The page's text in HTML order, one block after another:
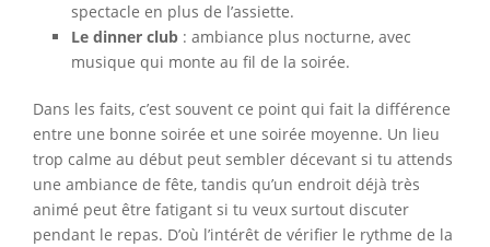
spectacle en plus de l’assiette.
Le dinner club : ambiance plus nocturne, avec
musique qui monte au fil de la soirée.
Dans les faits, c’est souvent ce point qui fait la différence
entre une bonne soirée et une soirée moyenne. Un lieu
trop calme au début peut sembler décevant si tu attends
une ambiance de fête, tandis qu’un endroit déjà très
animé peut être fatigant si tu veux surtout discuter
pendant le repas. D’où l’intérêt de vérifier le rythme de la